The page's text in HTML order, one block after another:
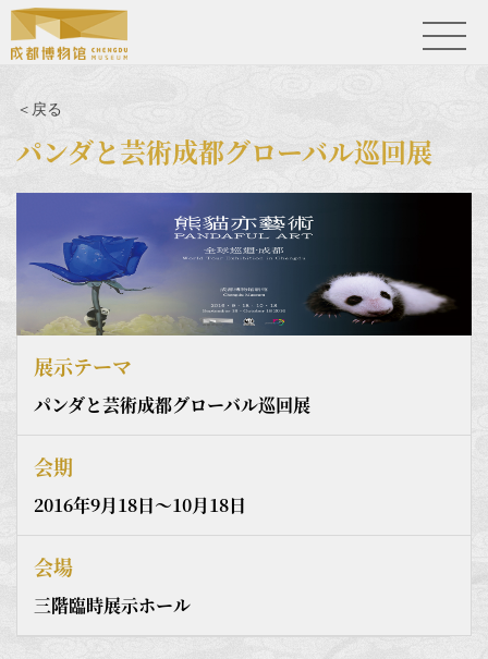
＜戻る
パンダと芸術成都グローバル巡回展
展示テーマ
パンダと芸術成都グローバル巡回展
会期
2016年9月18日～10月18日
会場
三階臨時展示ホール